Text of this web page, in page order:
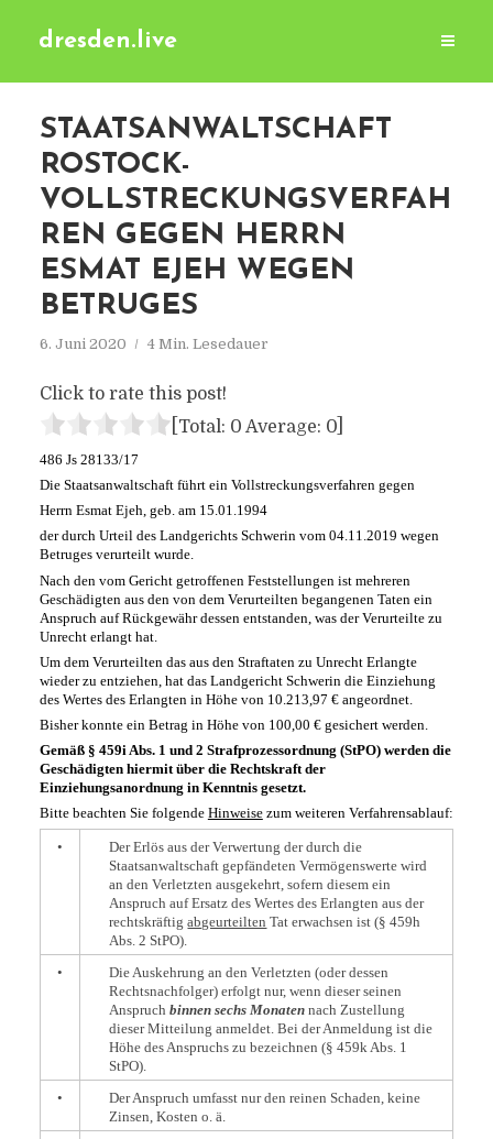
dresden.live
STAATSANWALTSCHAFT
ROSTOCK-
VOLLSTRECKUNGSVERFAH
REN GEGEN HERRN
ESMAT EJEH WEGEN
BETRUGES
6. Juni 2020 4 Min. Lesedauer
Click to rate this post!
[Total: 0 Average: 0]
486 Js 28133/17
Die Staatsanwaltschaft führt ein Vollstreckungsverfahren gegen
Herrn Esmat Ejeh, geb. am 15.01.1994
der durch Urteil des Landgerichts Schwerin vom 04.11.2019 wegen
Betruges verurteilt wurde.
Nach den vom Gericht getroffenen Feststellungen ist mehreren
Geschädigten aus den von dem Verurteilten begangenen Taten ein
Anspruch auf Rückgewähr dessen entstanden, was der Verurteilte zu
Unrecht erlangt hat.
Um dem Verurteilten das aus den Straftaten zu Unrecht Erlangte
wieder zu entziehen, hat das Landgericht Schwerin die Einziehung
des Wertes des Erlangten in Höhe von 10.213,97 € angeordnet.
Bisher konnte ein Betrag in Höhe von 100,00 € gesichert werden.
Gemäß § 459i Abs. 1 und 2 Strafprozessordnung (StPO) werden die
Geschädigten hiermit über die Rechtskraft der
Einziehungsanordnung in Kenntnis gesetzt.
Bitte beachten Sie folgende Hinweisezum weiteren Verfahrensablauf:
•
Der Erlös aus der Verwertung der durch die
Staatsanwaltschaft gepfändeten Vermögenswerte wird
an den Verletzten ausgekehrt, sofern diesem ein
Anspruch auf Ersatz des Wertes des Erlangten aus der
rechtskräftigabgeurteilten Tat erwachsen ist (§ 459h
Abs. 2 StPO).
•
Die Auskehrung an den Verletzten (oder dessen
Rechtsnachfolger) erfolgt nur, wenn dieser seinen
Anspruchbinnen sechs Monaten nach Zustellung
dieser Mitteilung anmeldet. Bei der Anmeldung ist die
Höhe des Anspruchs zu bezeichnen (§ 459k Abs. 1
StPO).
•
Der Anspruch umfasst nur den reinen Schaden, keine
Zinsen, Kosten o. ä.